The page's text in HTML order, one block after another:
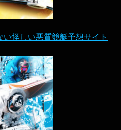
怪しい悪質競艇予想サイト